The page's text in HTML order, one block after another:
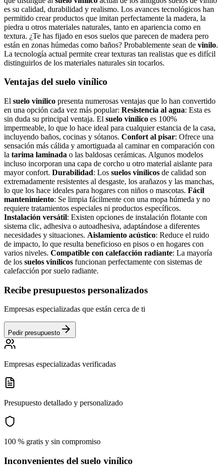
es su calidad, durabilidad y realismo. Los avances tecnológicos han
permitido crear productos que imitan perfectamente la madera, la
piedra u otros materiales naturales, tanto en apariencia como en
textura. ¿Te has fijado en esos suelos que parecen de madera pero
están en zonas húmedas como baños? Probablemente sean de vinilo.
La tecnología actual permite crear texturas tan realistas que es difícil
distinguirlos de los materiales naturales sin tocarlos.
Ventajas del suelo vinílico
El suelo vinílico presenta numerosas ventajas que lo han convertido
en una opción cada vez más popular: Resistencia al agua: Esta es
sin duda su principal ventaja. El suelo vinílico es 100%
impermeable, lo que lo hace ideal para cualquier estancia de la casa,
incluyendo baños, cocinas y sótanos. Confort al pisar: Ofrece una
sensación más cálida y amortiguada al caminar en comparación con
la tarima laminada o las baldosas cerámicas. Algunos modelos
incluso incorporan una capa de corcho u otro material aislante para
mayor confort. Durabilidad: Los suelos vinílicos de calidad son
extremadamente resistentes al desgaste, los arañazos y las manchas,
lo que los hace ideales para hogares con niños o mascotas. Fácil
mantenimiento: Se limpia fácilmente con una mopa húmeda y no
requiere tratamientos especiales ni productos específicos.
Instalación versátil: Existen opciones de instalación flotante con
sistema clic, adhesiva o autoadhesiva, adaptándose a diferentes
necesidades y situaciones. Aislamiento acústico: Reduce el ruido
de impacto, lo que resulta beneficioso en pisos o en hogares con
varios niveles. Compatible con calefacción radiante: La mayoría
de los suelos vinílicos funcionan perfectamente con sistemas de
calefacción por suelo radiante.
Recibe presupuestos personalizados
Empresas especializadas que están cerca de ti
Pedir presupuesto
Empresas especializadas verificadas
Presupuesto detallado y personalizado
100 % gratis y sin compromiso
Inconvenientes del suelo vinílico